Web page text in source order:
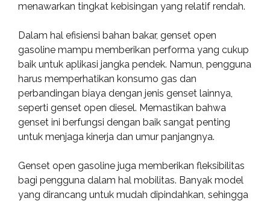
menawarkan tingkat kebisingan yang relatif rendah.
Dalam hal efisiensi bahan bakar, genset open
gasoline mampu memberikan performa yang cukup
baik untuk aplikasi jangka pendek. Namun, pengguna
harus memperhatikan konsumo gas dan
perbandingan biaya dengan jenis genset lainnya,
seperti genset open diesel. Memastikan bahwa
genset ini berfungsi dengan baik sangat penting
untuk menjaga kinerja dan umur panjangnya.
Genset open gasoline juga memberikan fleksibilitas
bagi pengguna dalam hal mobilitas. Banyak model
yang dirancang untuk mudah dipindahkan, sehingga